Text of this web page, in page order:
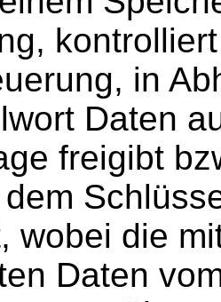
in
Daten
freigibt
wobei die
Daten